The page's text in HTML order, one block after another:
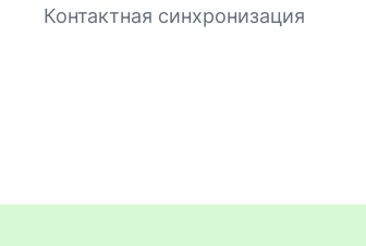
Контактная синхронизация